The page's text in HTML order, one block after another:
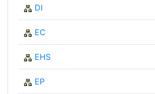
DI
EC
EHS
EP